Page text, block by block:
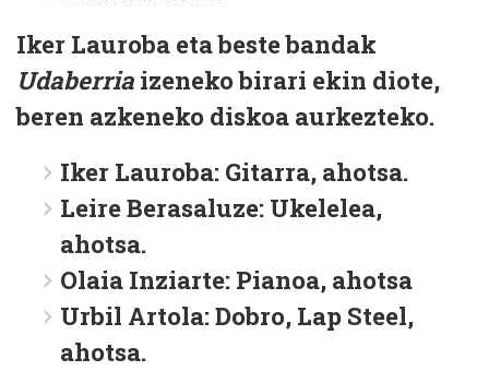
Iker Lauroba eta beste bandak
Udaberria izeneko birari ekin diote,
beren azkeneko diskoa aurkezteko.
Iker Lauroba: Gitarra, ahotsa.
Leire Berasaluze: Ukelelea,
ahotsa.
Olaia Inziarte: Pianoa, ahotsa
Urbil Artola: Dobro, Lap Steel,
ahotsa.